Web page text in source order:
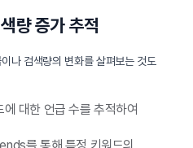
량 증가 추적
나 검색량의 변화를 살펴보는 것도
대한 언급 수를 추적하여
를 통해 특정 키워드의